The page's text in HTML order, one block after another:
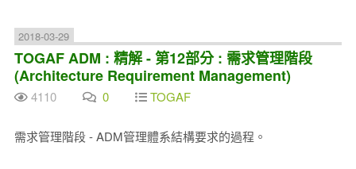
2018-03-29
TOGAF ADM : 精解 - 第12部分 : 需求管理階段
(Architecture Requirement Management)
4110 0 TOGAF
需求管理階段 -ADM管理體系結構要求的過程。